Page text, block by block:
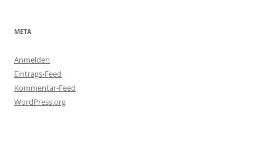
META
Anmelden
Eintrags-Feed
Kommentar-Feed
WordPress.org